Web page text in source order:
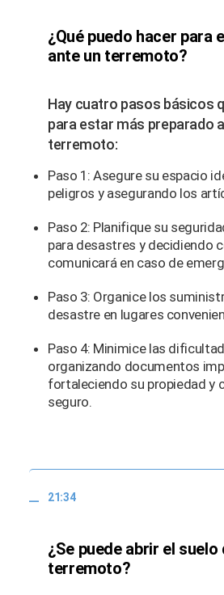
¿Qué puedo hacer para
ante un terremoto?
Hay cuatro pasos básicos
para estar más preparado
terremoto:
Paso 1: Asegure su espacio
peligros y asegurando los
Paso 2: Planifique su
para desastres y decidiendo
comunicará en caso de
Paso 3: Organice los
desastre en lugares
Paso 4: Minimice las
organizando documentos
fortaleciendo su propiedad y
seguro.
21:34
¿Se puede abrir el suelo
terremoto?